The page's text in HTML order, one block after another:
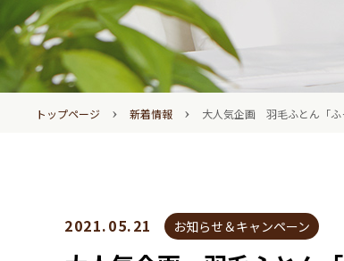
トップページ › 新着情報 › 大人気企画 羽毛ふとん「ふ
2021.05.21 お知らせ＆キャンペーン